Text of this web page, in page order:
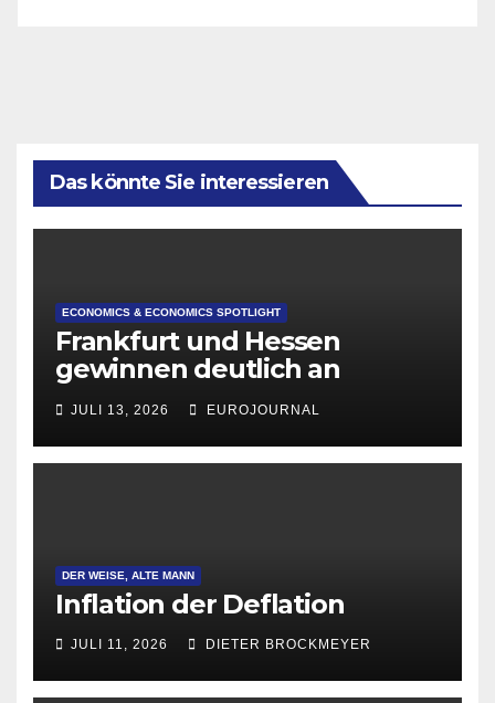
Das könnte Sie interessieren
ECONOMICS & ECONOMICS SPOTLIGHT
Frankfurt und Hessen
gewinnen deutlich an
Attraktivität für Startup-
Gründungen
JULI 13, 2026 EUROJOURNAL
DER WEISE, ALTE MANN
Inflation der Deflation
JULI 11, 2026 DIETER BROCKMEYER